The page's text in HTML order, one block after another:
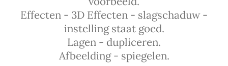
Effecten - 3D Effecten - slagschaduw -
instelling staat goed.
Lagen - dupliceren.
Afbeelding - spiegelen.